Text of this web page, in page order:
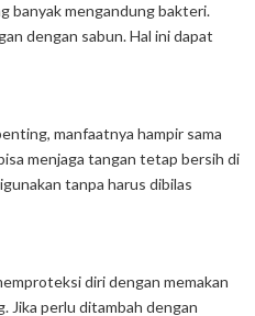
banyak mengandung bakteri.
dengan sabun. Hal ini dapat
manfaatnya hampir sama
menjaga tangan tetap bersih di
tanpa harus dibilas
diri dengan memakan
Jika perlu ditambah dengan